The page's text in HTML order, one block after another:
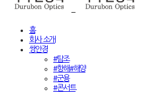
홈
회사 소개
쌍안경
#탐조
#항해#해양
#군용
#콘서트